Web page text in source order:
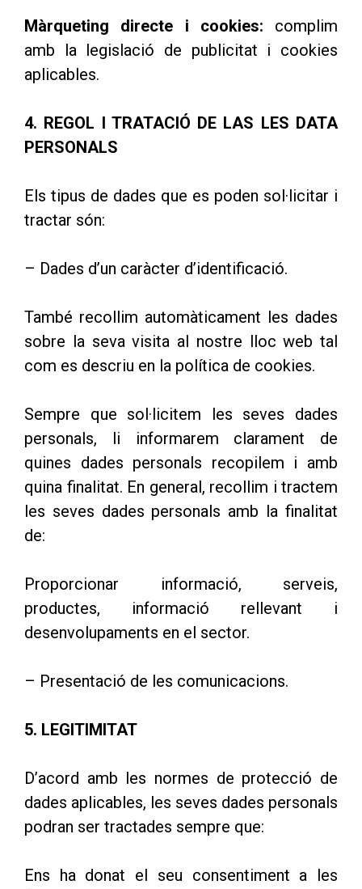
Màrqueting directe i cookies: complim
amb la legislació de publicitat i cookies
aplicables.
4. REGOL I TRATACIÓ DE LAS LES DATA
PERSONALS
Els tipus de dades que es poden sol·licitar i
tractar són:
– Dades d’un caràcter d’identificació.
També recollim automàticament les dades
sobre la seva visita al nostre lloc web tal
com es descriu en la política de cookies.
Sempre que sol·licitem les seves dades
personals, li informarem clarament de
quines dades personals recopilem i amb
quina finalitat. En general, recollim i tractem
les seves dades personals amb la finalitat
de:
Proporcionar informació, serveis,
productes, informació rellevant i
desenvolupaments en el sector.
– Presentació de les comunicacions.
5. LEGITIMITAT
D’acord amb les normes de protecció de
dades aplicables, les seves dades personals
podran ser tractades sempre que:
Ens ha donat el seu consentiment a les